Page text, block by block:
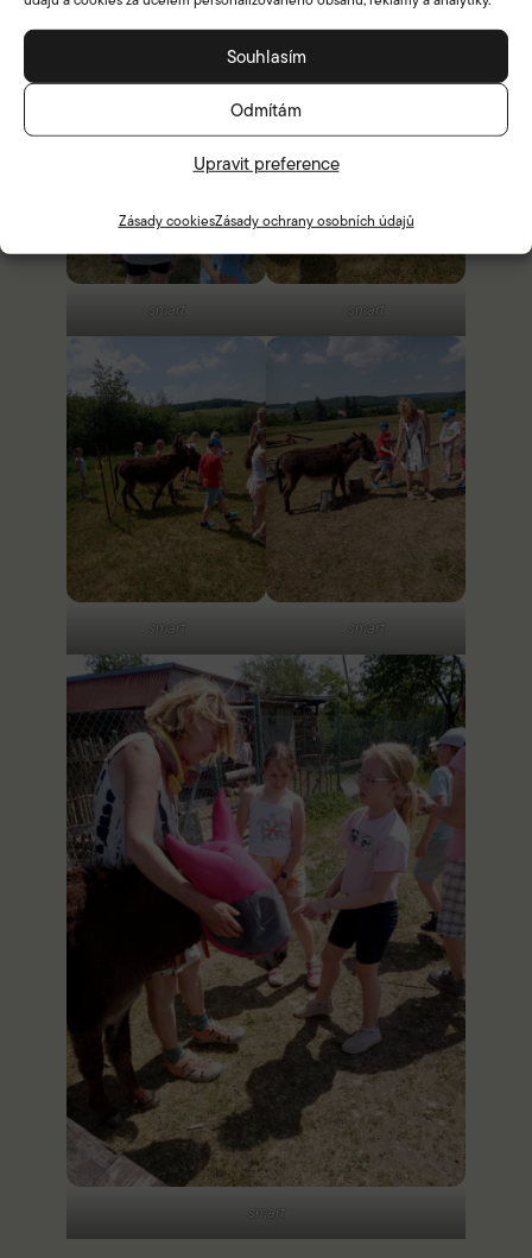
Souhlasím
Odmítám
Upravit preference
Zásady cookiesZásady ochrany osobních údajů
smart smart
smart smart
smart